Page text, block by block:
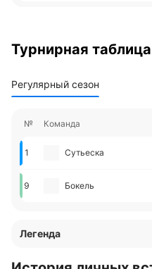
Турнирная таблица
Регулярный сезон
№ Команда
1 Сутьеска
9 Бокель
Легенда